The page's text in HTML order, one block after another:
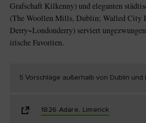
Grafschaft Kilkenny) und eleganten
(The Woollen Mills, Dublin; Walled City
Derry~Londonderry) serviert
irische Favoriten.
5 Vorschläge außerhalb von Dublin und
1826 Adare, Limerick